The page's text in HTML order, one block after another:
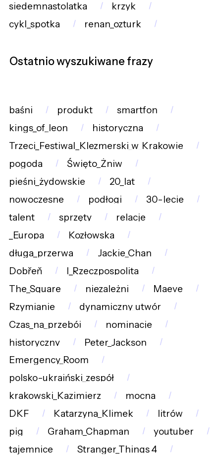
siedemnastolatka
krzyk
cykl_spotka
renan_ozturk
Ostatnio wyszukiwane frazy
baśni produkt
smartfon
kings_of_leon
historyczna
Trzeci_Festiwal_Klezmerski_w_Krakowie
pogoda
Święto_Żniw
pieśni_żydowskie
20_lat
nowoczesne
podłogi
30-lecie
talent
sprzęty
relacje
_Europa
Kozłowska
długa_przerwa
Jackie_Chan
Dobřeň
I_Rzeczpospolita
The_Square
niezależni
Maeve
Rzymianie
dynamiczny_utwór
Czas_na_przebój
nominacje
historyczny
Peter_Jackson
Emergency_Room
polsko-ukraiński_zespół
krakowski_Kazimierz
mocna
DKF
Katarzyna_Klimek
litrów
pig
Graham_Chapman
youtuber
tajemnice
Stranger_Things_4